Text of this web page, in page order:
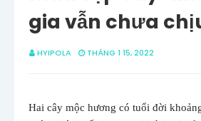
gia vẫn chưa
HYIPOLA THÁNG 1 15, 2022
Hai cây mộc hương có tuổi đời